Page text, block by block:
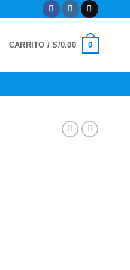
CARRITO /S/0.00 0